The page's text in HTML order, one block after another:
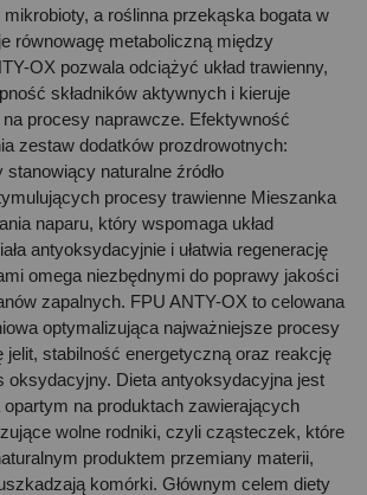
a roślinna przekąska bogata w
równowagę metaboliczną między
OX pozwala odciążyć układ trawienny,
składników aktywnych i kieruje
procesy naprawcze. Efektywność
zestaw dodatków prozdrowotnych:
naturalne źródło
procesy trawienne Mieszanka
naparu, który wspomaga układ
antyoksydacyjnie i ułatwia regenerację
omega niezbędnymi do poprawy jakości
zapalnych. FPU ANTY-OX to celowana
optymalizująca najważniejsze procesy
jelit, stabilność energetyczną oraz reakcję
oksydacyjny. Dieta antyoksydacyjna jest
na produktach zawierających
wolne rodniki, czyli cząsteczek, które
produktem przemiany materii,
komórki. Głównym celem diety